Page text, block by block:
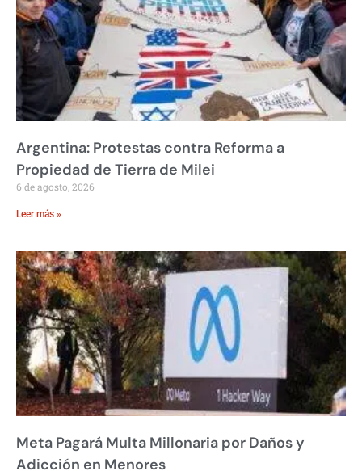
Argentina: Protestas contra Reforma a
Propiedad de Tierra de Milei
6 de agosto, 2026
Leer más »
Meta Pagará Multa Millonaria por Daños y
Adicción en Menores